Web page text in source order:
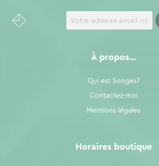
À propos…
Qui est Songes?
Contactez-moi
Mentions légales
Horaires boutique